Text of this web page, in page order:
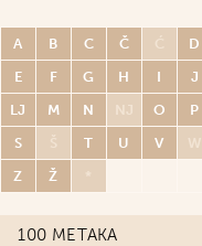
A B C Č Ć D
E
F G H I J
LJ
M N NJ O P
S
Š T U V W
Z
Ž *
100 METAKA